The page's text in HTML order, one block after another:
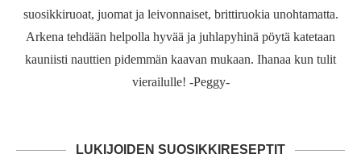
suosikkiruoat, juomat ja leivonnaiset, brittiruokia unohtamatta.
Arkena tehdään helpolla hyvää ja juhlapyhinä pöytä katetaan
kauniisti nauttien pidemmän kaavan mukaan. Ihanaa kun tulit
vierailulle! -Peggy-
LUKIJOIDEN SUOSIKKIRESEPTIT